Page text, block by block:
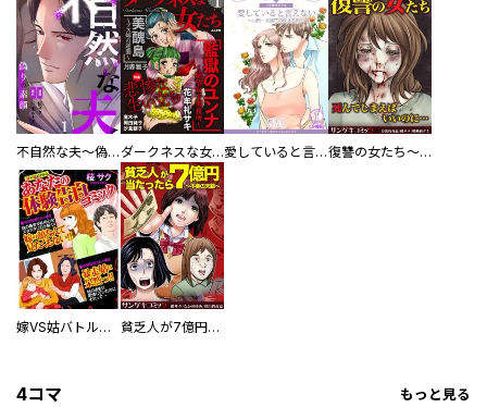
不自然な夫～偽りの素顔～ ダークネスな女たち 愛していると言えない～山形・末摘花の映える街～【分冊版】 復讐の女たち～死んでしまえばいいのに…
嫁VS姑バトル！！あなたの体験告白コミック 貧乏人が7億円当たったら～不幸の末路～
4コマ もっと見る